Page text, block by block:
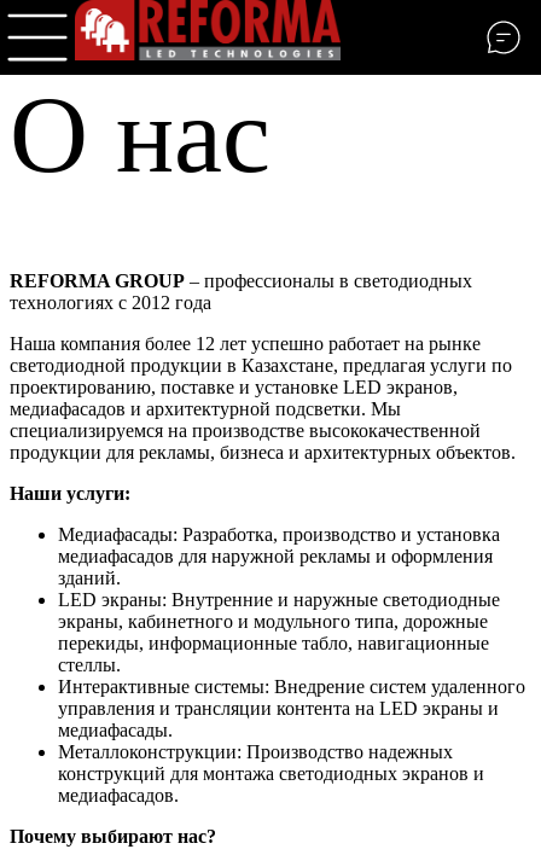
О нас
REFORMA GROUP – профессионалы в светодиодных
технологиях с 2012 года
Наша компания более 12 лет успешно работает на рынке
светодиодной продукции в Казахстане, предлагая услуги по
проектированию, поставке и установке LED экранов,
медиафасадов и архитектурной подсветки. Мы
специализируемся на производстве высококачественной
продукции для рекламы, бизнеса и архитектурных объектов.
Наши услуги:
Медиафасады: Разработка, производство и установка
медиафасадов для наружной рекламы и оформления
зданий.
LED экраны: Внутренние и наружные светодиодные
экраны, кабинетного и модульного типа, дорожные
перекиды, информационные табло, навигационные
стеллы.
Интерактивные системы: Внедрение систем удаленного
управления и трансляции контента на LED экраны и
медиафасады.
Металлоконструкции: Производство надежных
конструкций для монтажа светодиодных экранов и
медиафасадов.
Почему выбирают нас?